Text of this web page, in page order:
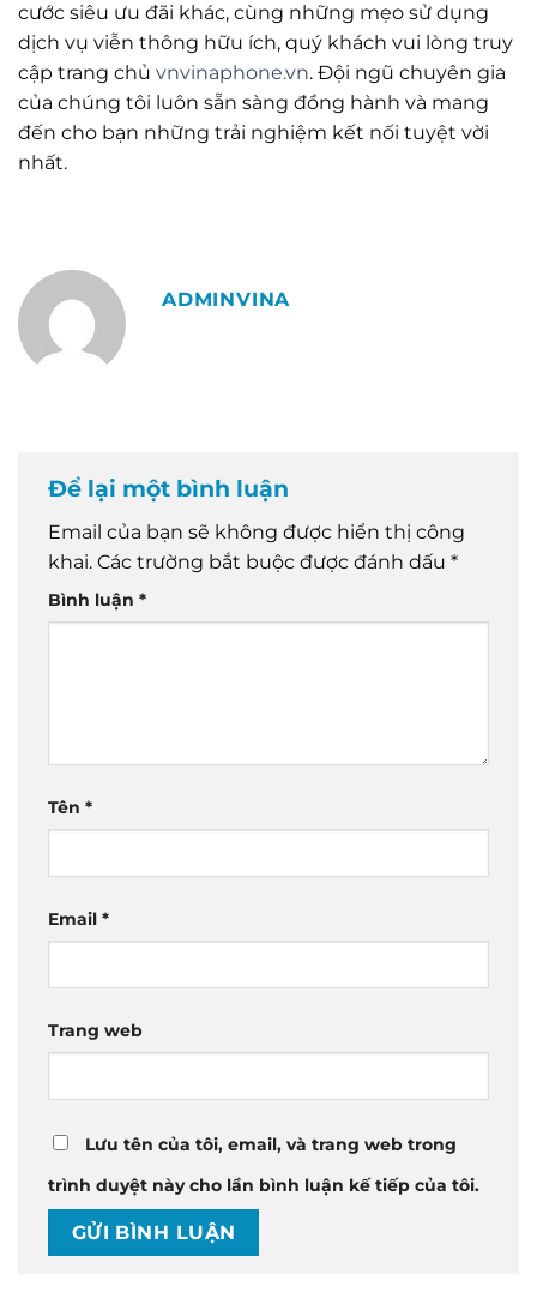
cước siêu ưu đãi khác, cùng những mẹo sử dụng
dịch vụ viễn thông hữu ích, quý khách vui lòng truy
cập trang chủ vnvinaphone.vn. Đội ngũ chuyên gia
của chúng tôi luôn sẵn sàng đồng hành và mang
đến cho bạn những trải nghiệm kết nối tuyệt vời
nhất.
ADMINVINA
Để lại một bình luận
Email của bạn sẽ không được hiển thị công
khai. Các trường bắt buộc được đánh dấu *
Bình luận *
Tên *
Email *
Trang web
Lưu tên của tôi, email, và trang web trong
trình duyệt này cho lần bình luận kế tiếp của tôi.